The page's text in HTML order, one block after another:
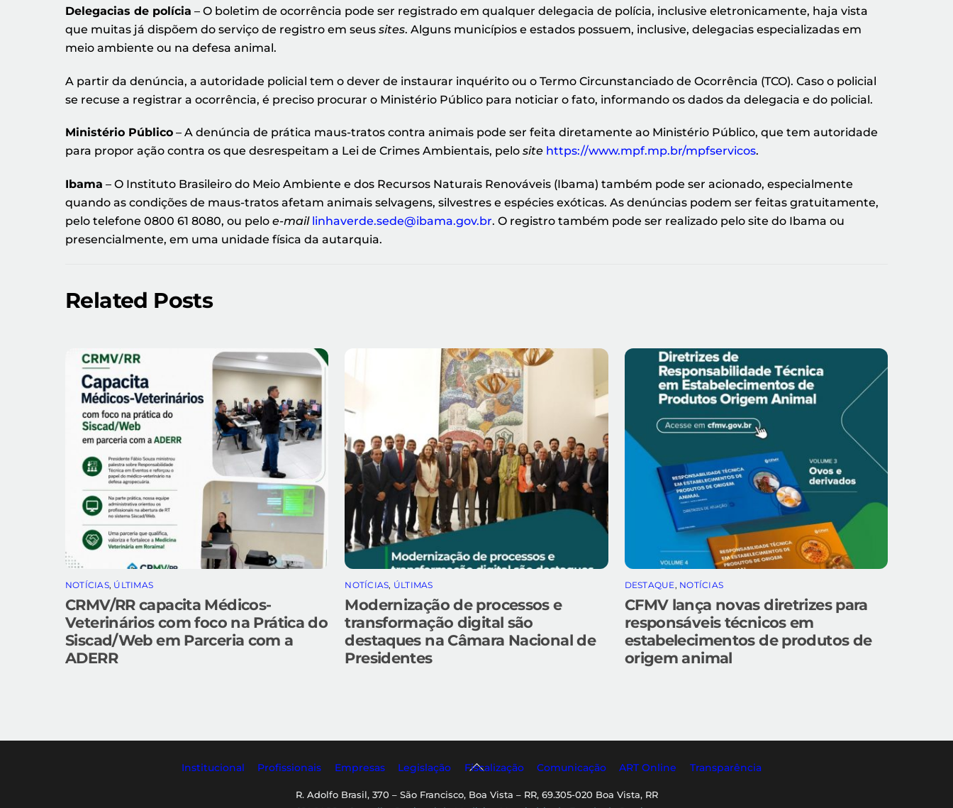
Delegacias de polícia – O boletim de ocorrência pode ser registrado em qualquer delegacia de polícia, inclusive eletronicamente, haja vista
que muitas já dispõem do serviço de registro em seus sites. Alguns municípios e estados possuem, inclusive, delegacias especializadas em
meio ambiente ou na defesa animal.
A partir da denúncia, a autoridade policial tem o dever de instaurar inquérito ou o Termo Circunstanciado de Ocorrência (TCO). Caso o policial
se recuse a registrar a ocorrência, é preciso procurar o Ministério Público para noticiar o fato, informando os dados da delegacia e do policial.
Ministério Público – A denúncia de prática maus-tratos contra animais pode ser feita diretamente ao Ministério Público, que tem autoridade
para propor ação contra os que desrespeitam a Lei de Crimes Ambientais, pelo site https://www.mpf.mp.br/mpfservicos.
Ibama – O Instituto Brasileiro do Meio Ambiente e dos Recursos Naturais Renováveis (Ibama) também pode ser acionado, especialmente
quando as condições de maus-tratos afetam animais selvagens, silvestres e espécies exóticas. As denúncias podem ser feitas gratuitamente,
pelo telefone 0800 61 8080, ou pelo e-mail linhaverde.sede@ibama.gov.br. O registro também pode ser realizado pelo site do Ibama ou
presencialmente, em uma unidade física da autarquia.
Related Posts
NOTÍCIAS, ÚLTIMAS
CRMV/RR capacita Médicos-
Veterinários com foco na Prática do
Siscad/Web em Parceria com a
ADERR
NOTÍCIAS, ÚLTIMAS
Modernização de processos e
transformação digital são
destaques na Câmara Nacional de
Presidentes
DESTAQUE , NOTÍCIAS
CFMV lança novas diretrizes para
responsáveis técnicos em
estabelecimentos de produtos de
origem animal
Back
Top
Institucional Profissionais Empresas Legislação Fiscalização Comunicação ART Online Transparência
R. Adolfo Brasil, 370 – São Francisco, Boa Vista – RR, 69.305-020 Boa Vista, RR